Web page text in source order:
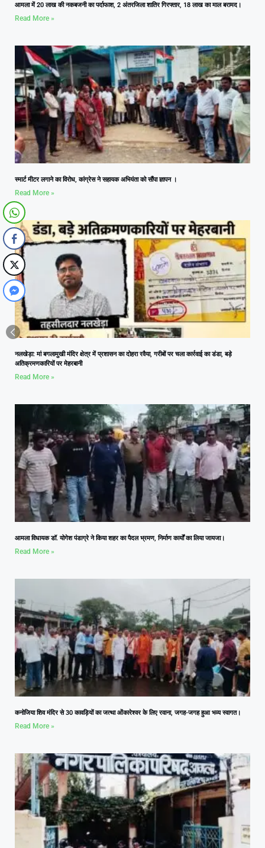
आमला में 20 लाख की नकबजनी का पर्दाफाश, 2 अंतरजिला शातिर गिरफ्तार, 18 लाख का माल बरामद।
Read More »
स्मार्ट मीटर लगाने का विरोध, कांग्रेस ने सहायक अभियंता को सौंपा ज्ञापन ।
Read More »
नलखेड़ा: मां बगलामुखी मंदिर क्षेत्र में प्रशासन का दोहरा रवैया, गरीबों पर चला कार्रवाई का डंडा, बड़े
अतिक्रमणकारियों पर मेहरबानी
Read More »
आमला विधायक डॉ. योगेश पंडाग्रे ने किया शहर का पैदल भ्रमण, निर्माण कार्यों का लिया जायजा।
Read More »
कनोजिया शिव मंदिर से 30 कावड़ियों का जत्था ओंकारेश्वर के लिए रवाना, जगह-जगह हुआ भव्य स्वागत।
Read More »